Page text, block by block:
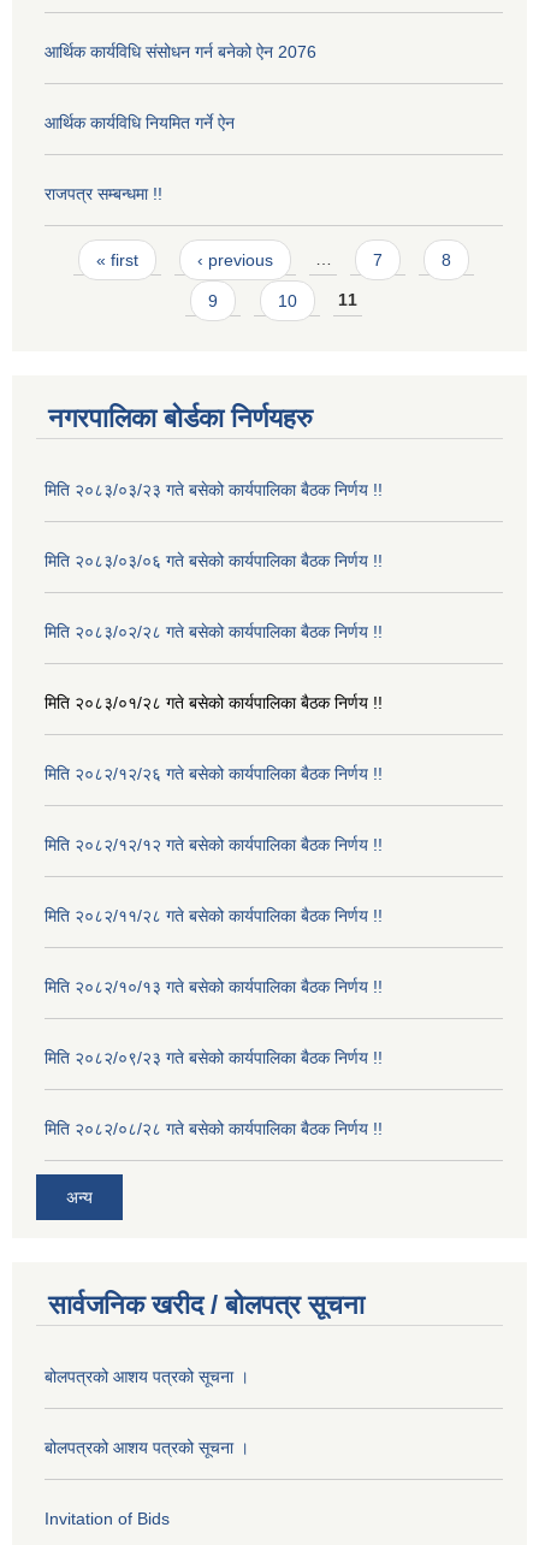
आर्थिक कार्यविधि संसोधन गर्न बनेको ऐन 2076
आर्थिक कार्यविधि नियमित गर्ने ऐन
राजपत्र सम्बन्धमा !!
Pages
« first ‹ previous … 7 8
9 10 11
नगरपालिका बोर्डका निर्णयहरु
मिति २०८३/०३/२३ गते बसेको कार्यपालिका बैठक निर्णय !!
मिति २०८३/०३/०६ गते बसेको कार्यपालिका बैठक निर्णय !!
मिति २०८३/०२/२८ गते बसेको कार्यपालिका बैठक निर्णय !!
मिति २०८३/०१/२८ गते बसेको कार्यपालिका बैठक निर्णय !!
मिति २०८२/१२/२६ गते बसेको कार्यपालिका बैठक निर्णय !!
मिति २०८२/१२/१२ गते बसेको कार्यपालिका बैठक निर्णय !!
मिति २०८२/११/२८ गते बसेको कार्यपालिका बैठक निर्णय !!
मिति २०८२/१०/१३ गते बसेको कार्यपालिका बैठक निर्णय !!
मिति २०८२/०९/२३ गते बसेको कार्यपालिका बैठक निर्णय !!
मिति २०८२/०८/२८ गते बसेको कार्यपालिका बैठक निर्णय !!
अन्य
सार्वजनिक खरीद / बोलपत्र सूचना
बोलपत्रको आशय पत्रको सूचना ।
बोलपत्रको आशय पत्रको सूचना ।
Invitation of Bids